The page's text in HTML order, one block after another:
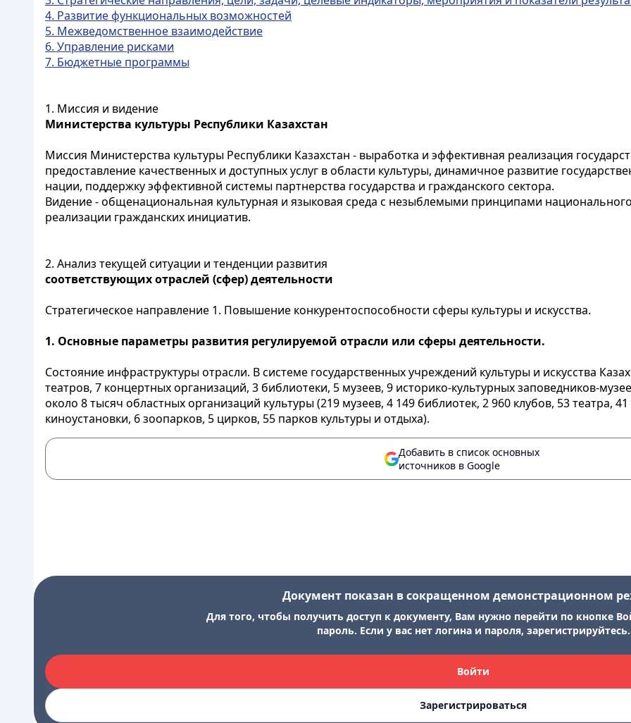
4. Развитие функциональных возможностей
5. Межведомственное взаимодействие
6. Управление рисками
7. Бюджетные программы
1. Миссия и видение
Министерства культуры Республики Казахстан
Миссия Министерства культуры Республики Казахстан - выработка и эффективная реализация
предоставление качественных и доступных услуг в области культуры, динамичное развитие
нации, поддержку эффективной системы партнерства государства и гражданского сектора.
Видение - общенациональная культурная и языковая среда с незыблемыми принципами
реализации гражданских инициатив.
2. Анализ текущей ситуации и тенденции развития
соответствующих отраслей (сфер) деятельности
Стратегическое направление 1. Повышение конкурентоспособности сферы культуры и искусства.
1. Основные параметры развития регулируемой отрасли или сферы деятельности.
Состояние инфраструктуры отрасли. В системе государственных учреждений культуры и искусства
театров, 7 концертных организаций, 3 библиотеки, 5 музеев, 9 историко-культурных заповедников-
около 8 тысяч областных организаций культуры (219 музеев, 4 149 библиотек, 2 960 клубов, 53 театра,
киноустановки, 6 зоопарков, 5 цирков, 55 парков культуры и отдыха).
Добавить в список основных
источников в Google
Документ показан в сокращенном демонстрационном
Для того, чтобы получить доступ к документу, Вам нужно перейти по кнопке
пароль. Если у вас нет логина и пароля, зарегистрируйтесь.
Войти
Зарегистрироваться